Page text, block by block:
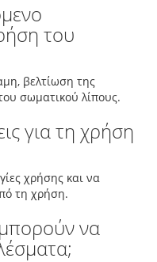
του
βελτίωση της
σωματικού λίπους.
για τη χρήση
χρήσης και να
τη χρήση.
να